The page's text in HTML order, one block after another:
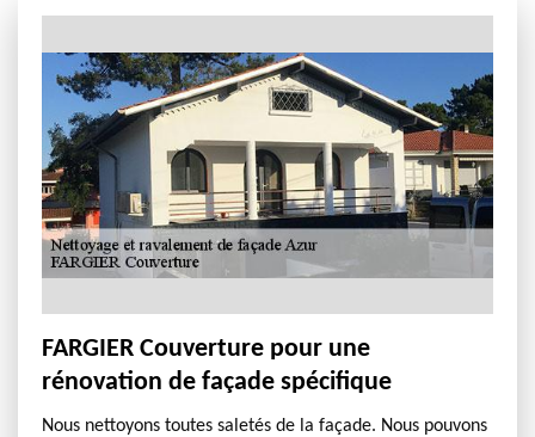
FARGIER Couverture pour une
rénovation de façade spécifique
Nous nettoyons toutes saletés de la façade. Nous pouvons